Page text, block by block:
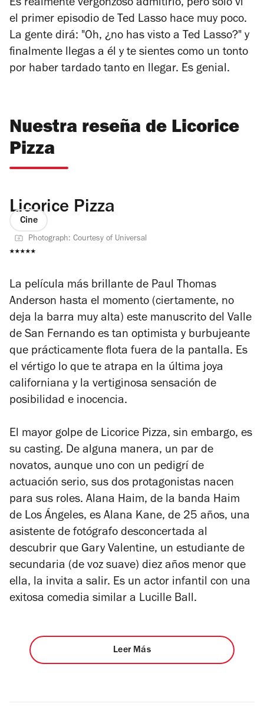
Es realmente vergonzoso admitirlo, pero solo vi
el primer episodio de Ted Lasso hace muy poco.
La gente dirá: "Oh, ¿no has visto a Ted Lasso?" y
finalmente llegas a él y te sientes como un tonto
por haber tardado tanto en llegar. Es genial.
Nuestra reseña de Licorice
Pizza
Licorice Pizza
Cine
Photograph: Courtesy of Universal
⭑⭑⭑⭑⭑
La película más brillante de Paul Thomas
Anderson hasta el momento (ciertamente, no
deja la barra muy alta) este manuscrito del Valle
de San Fernando es tan optimista y burbujeante
que prácticamente flota fuera de la pantalla. Es
el vértigo lo que te atrapa en la última joya
californiana y la vertiginosa sensación de
posibilidad e inocencia.
El mayor golpe de Licorice Pizza, sin embargo, es
su casting. De alguna manera, un par de
novatos, aunque uno con un pedigrí de
actuación serio, sus dos protagonistas nacen
para sus roles. Alana Haim, de la banda Haim
de Los Ángeles, es Alana Kane, de 25 años, una
asistente de fotógrafo desconcertada al
descubrir que Gary Valentine, un estudiante de
secundaria (de voz suave) diez años menor que
ella, la invita a salir. Es un actor infantil con una
exitosa comedia similar a Lucille Ball.
Leer Más